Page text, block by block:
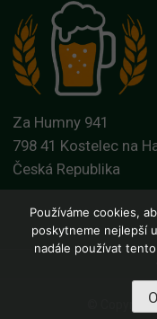
Za Humny 941
798 41 Kostelec na
Česká Republika
©
Používáme cookies,
poskytneme nejlepší
nadále používat